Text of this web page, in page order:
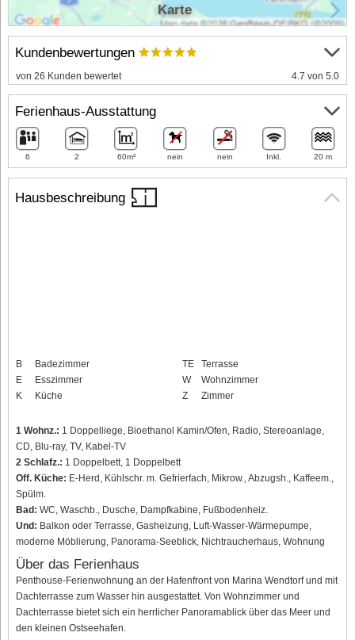
Hausbeschreibung
B
Badezimmer
E
Esszimmer
K
Küche
TE
Terrasse
W
Wohnzimmer
Z
Zimmer
1 Wohnz.: 1 Doppelliege, Bioethanol Kamin/Ofen, Radio, Stereoanlage,
CD, Blu-ray, TV, Kabel-TV
2 Schlafz.: 1 Doppelbett, 1 Doppelbett
Off. Küche: E-Herd, Kühlschr. m. Gefrierfach, Mikrow., Abzugsh., Kaffeem.,
Spülm.
Bad: WC, Waschb., Dusche, Dampfkabine, Fußbodenheiz.
Und: Balkon oder Terrasse, Gasheizung, Luft-Wasser-Wärmepumpe,
moderne Möblierung, Panorama-Seeblick, Nichtraucherhaus, Wohnung
Über das Ferienhaus
Penthouse-Ferienwohnung an der Hafenfront von Marina Wendtorf und mit
Dachterrasse zum Wasser hin ausgestattet. Von Wohnzimmer und
Dachterrasse bietet sich ein herrlicher Panoramablick über das Meer und
den kleinen Ostseehafen.
Kundenbewertungen
von 26 Kunden bewertet 4.7 von 5.0
Ferienhaus-Ausstattung
6 2 60m² nein nein Inkl. 20 m
Karte